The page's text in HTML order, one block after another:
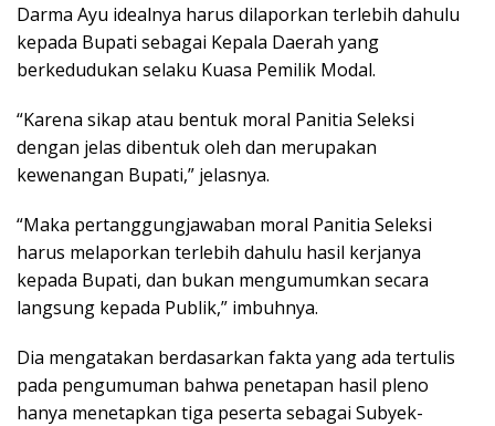
Darma Ayu idealnya harus dilaporkan terlebih dahulu
kepada Bupati sebagai Kepala Daerah yang
berkedudukan selaku Kuasa Pemilik Modal.
“Karena sikap atau bentuk moral Panitia Seleksi
dengan jelas dibentuk oleh dan merupakan
kewenangan Bupati,” jelasnya.
“Maka pertanggungjawaban moral Panitia Seleksi
harus melaporkan terlebih dahulu hasil kerjanya
kepada Bupati, dan bukan mengumumkan secara
langsung kepada Publik,” imbuhnya.
Dia mengatakan berdasarkan fakta yang ada tertulis
pada pengumuman bahwa penetapan hasil pleno
hanya menetapkan tiga peserta sebagai Subyek-